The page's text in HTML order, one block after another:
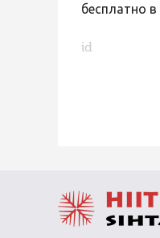
бесплатно
id